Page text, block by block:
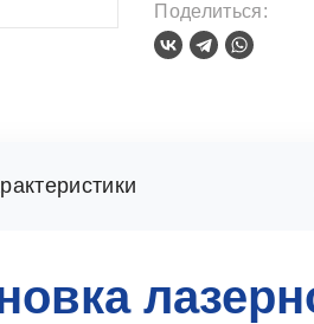
Поделиться: